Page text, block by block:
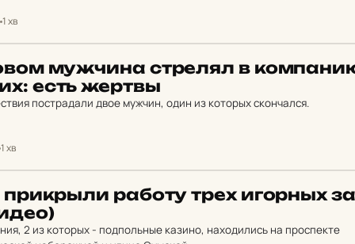
1 хв
муж­чи­на стре­лял в
есть жертвы
пострадали двое мужчин, один из которых скончался.
1 хв
прик­рыли работу трех игорных
2 из которых - подпольные казино, находились на проспекте